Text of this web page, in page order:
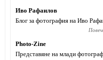
Иво Рафаилов
Блог за фотография на Иво
Photo-Zine
Представяне на млади